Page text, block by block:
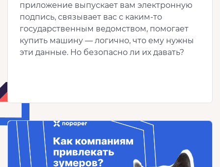
приложение выпускает вам электронную
подпись, связывает вас с каким-то
государственным ведомством, помогает
купить машину — логично, что ему нужны
эти данные. Но безопасно ли их давать?